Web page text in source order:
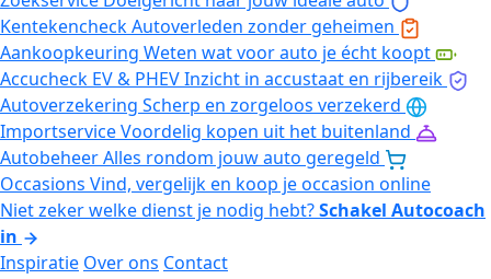
KentekencheckAutoverleden zonder geheimen
Aankoopkeuring Weten wat voor auto je écht koopt
Accucheck EV & PHEVInzicht in accustaat en rijbereik
Autoverzekering Scherp en zorgeloos verzekerd
ImportserviceVoordelig kopen uit het buitenland
AutobeheerAlles rondom jouw auto geregeld
Occasions Vind, vergelijk en koop je occasion online
Niet zeker welke dienst je nodig hebt?Schakel Autocoach
in
Inspiratie Over ons Contact